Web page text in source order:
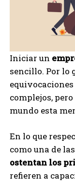
Iniciar un
sencillo. Por lo
complejos,
mundo esta
En lo que
como una de las
ostentan los
refieren a